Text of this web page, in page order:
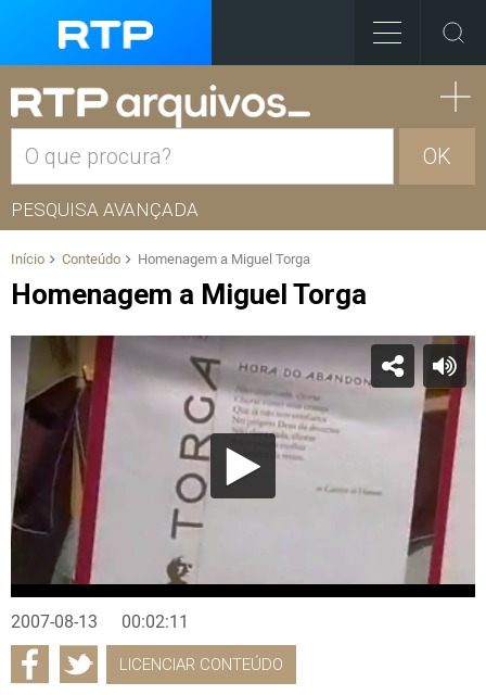
OK
PESQUISA AVANÇADA
Início Conteúdo Homenagem a Miguel Torga
Homenagem a Miguel Torga
2007-08-13 00:02:11
LICENCIAR CONTEÚDO